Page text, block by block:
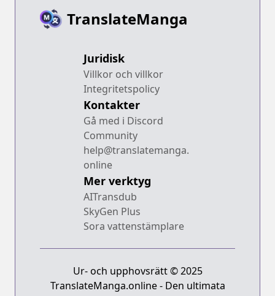
TranslateManga
Juridisk
Villkor och villkor
Integritetspolicy
Kontakter
Gå med i Discord
Community
help@translatemanga.
online
Mer verktyg
AITransdub
SkyGen Plus
Sora vattenstämplare
Ur- och upphovsrätt © 2025
TranslateManga.online - Den ultimata